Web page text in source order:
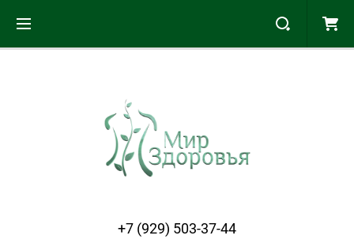
+7 (929) 503-37-44